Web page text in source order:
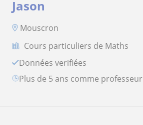
Jason
Mouscron
Cours particuliers de Maths
Données verifiées
plus de 5 ans comme professeur